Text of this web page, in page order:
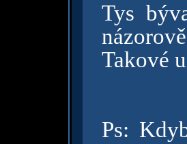
Tys
Takové
Ps: